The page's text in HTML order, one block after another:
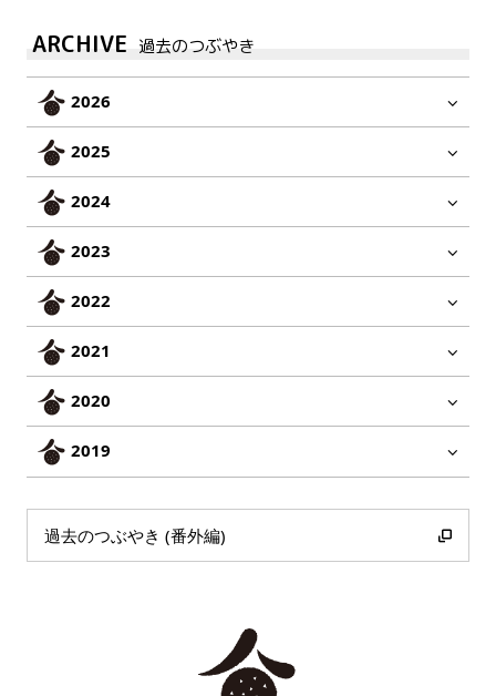
ARCHIVE 過去のつぶやき
2026
2025
2024
2023
2022
2021
2020
2019
過去のつぶやき (番外編)